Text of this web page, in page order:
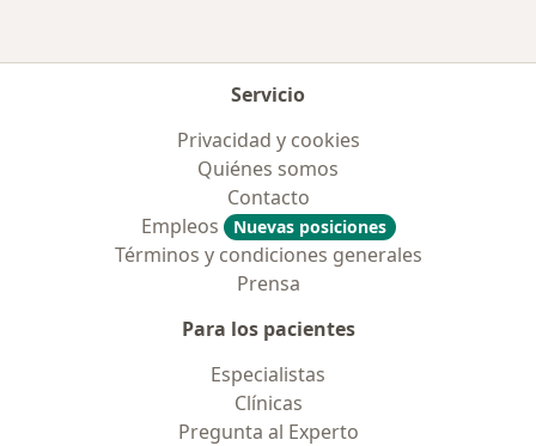
Servicio
Privacidad y cookies
Quiénes somos
Contacto
Empleos
Nuevas posiciones
Términos y condiciones generales
Prensa
Para los pacientes
Especialistas
Clínicas
Pregunta al Experto